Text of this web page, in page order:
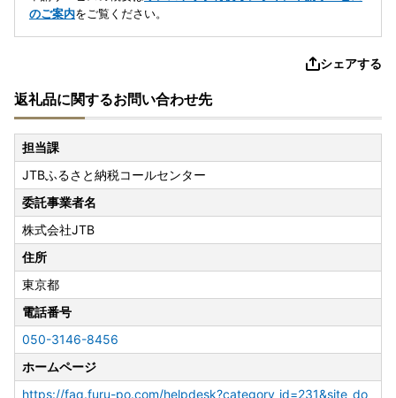
のご案内をご覧ください。
シェアする
返礼品に関するお問い合わせ先
担当課
JTBふるさと納税コールセンター
委託事業者名
株式会社JTB
住所
東京都
電話番号
050-3146-8456
ホームページ
https://faq.furu-po.com/helpdesk?category_id=231&site_do